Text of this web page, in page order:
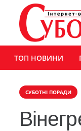
ТОП НОВИНИ
СУБОТНІ ПОРАДИ